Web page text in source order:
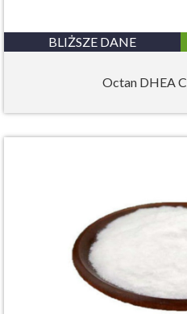
BLIŻSZE DANE
Octan DHEA